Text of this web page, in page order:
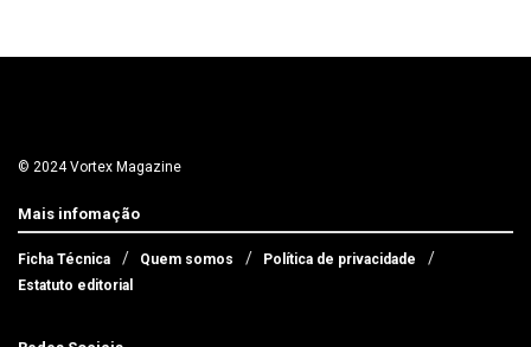
© 2024 Vortex Magazine
Mais infomação
Ficha Técnica Quem somos
Política de privacidade
Estatuto editorial